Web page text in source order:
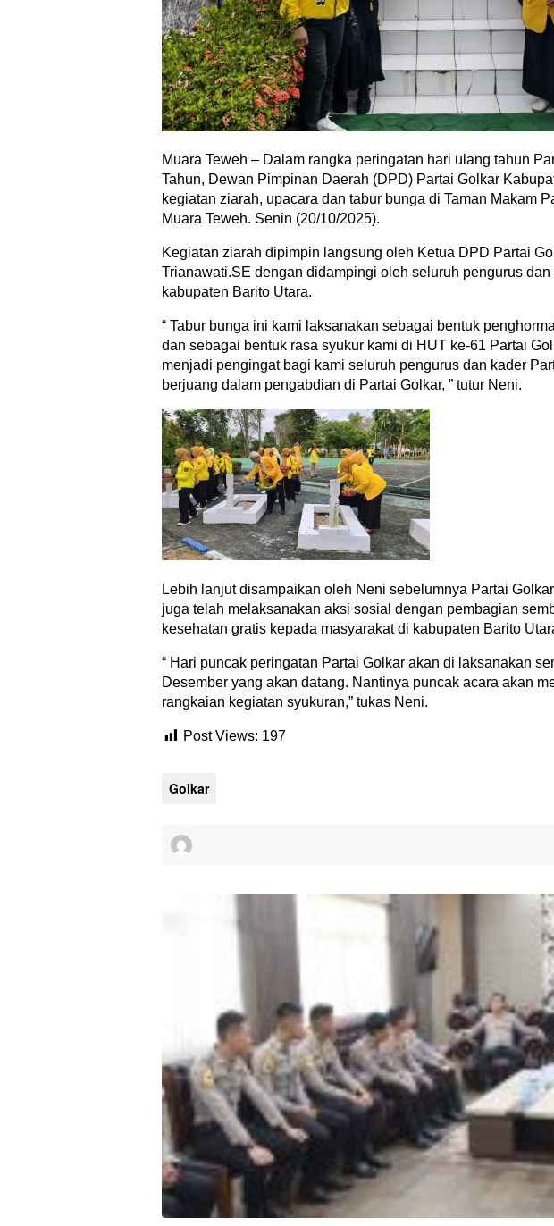
Muara Teweh – Dalam rangka peringatan hari ulang tahun
Tahun, Dewan Pimpinan Daerah (DPD) Partai Golkar
kegiatan ziarah, upacara dan tabur bunga di Taman Makam
Muara Teweh. Senin (20/10/2025).
Kegiatan ziarah dipimpin langsung oleh Ketua DPD Partai
Trianawati.SE dengan didampingi oleh seluruh pengurus
kabupaten Barito Utara.
“ Tabur bunga ini kami laksanakan sebagai bentuk
dan sebagai bentuk rasa syukur kami di HUT ke-61 Partai
menjadi pengingat bagi kami seluruh pengurus dan kader
berjuang dalam pengabdian di Partai Golkar, ” tutur Neni.
Lebih lanjut disampaikan oleh Neni sebelumnya Partai
juga telah melaksanakan aksi sosial dengan pembagian
kesehatan gratis kepada masyarakat di kabupaten Barito
“ Hari puncak peringatan Partai Golkar akan di laksanakan
Desember yang akan datang. Nantinya puncak acara akan
rangkaian kegiatan syukuran,” tukas Neni.
Post Views: 197
Golkar